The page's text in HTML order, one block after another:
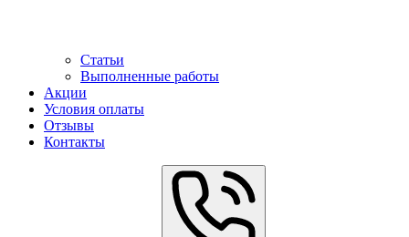
Статьи
Выполненные работы
Акции
Условия оплаты
Отзывы
Контакты